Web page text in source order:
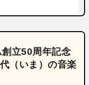
立50周年記念
（いま）の音楽